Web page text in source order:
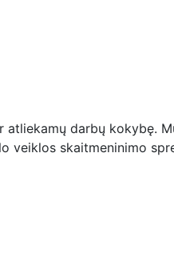
darbų kokybę.
veiklos skaitmeninimo